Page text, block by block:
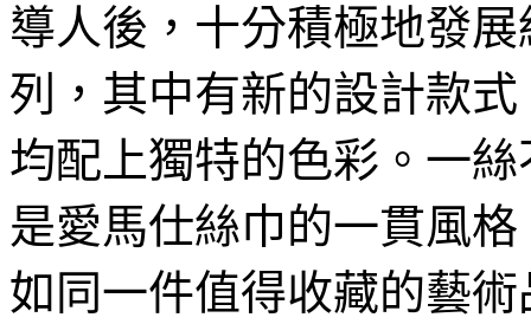
導人後，十分積極地發
列，其中有新的設計款
均配上獨特的色彩。一
是愛馬仕絲巾的一貫風
如同一件值得收藏的藝